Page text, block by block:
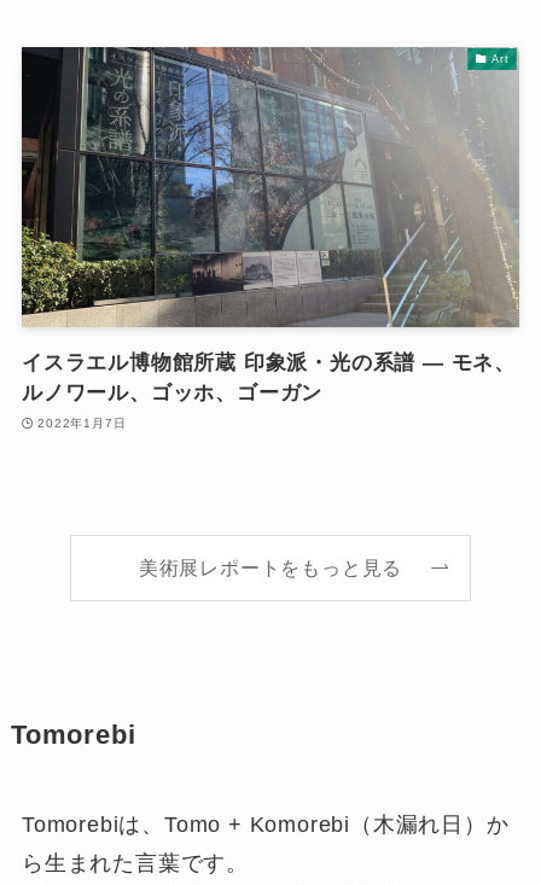
Art
イスラエル博物館所蔵 印象派・光の系譜 ― モネ、
ルノワール、ゴッホ、ゴーガン
2022年1月7日
美術展レポートをもっと見る
Tomorebi
Tomorebiは、Tomo + Komorebi（木漏れ日）か
ら生まれた言葉です。